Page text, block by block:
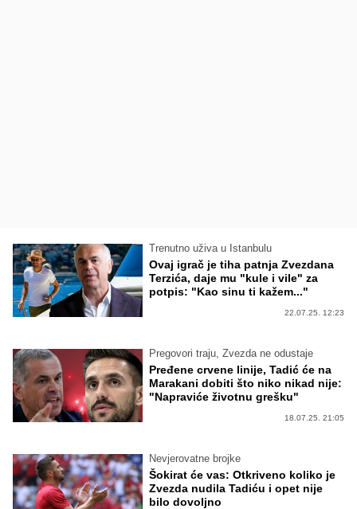
Trenutno uživa u Istanbulu
Ovaj igrač je tiha patnja Zvezdana
Terzića, daje mu "kule i vile" za
potpis: "Kao sinu ti kažem..."
22.07.25. 12:23
Pregovori traju, Zvezda ne odustaje
Pređene crvene linije, Tadić će na
Marakani dobiti što niko nikad nije:
"Napraviće životnu grešku"
18.07.25. 21:05
Nevjerovatne brojke
Šokirat će vas: Otkriveno koliko je
Zvezda nudila Tadiću i opet nije
bilo dovoljno